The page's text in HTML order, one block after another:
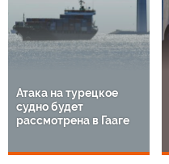
Атака на турецкое
судно будет
рассмотрена в Гааге